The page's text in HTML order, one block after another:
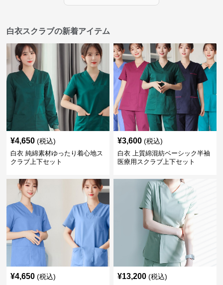
白衣スクラブの新着アイテム
¥4,650 (税込)
白衣 純綿素材ゆったり着心地ス
クラブ上下セット
¥3,600 (税込)
白衣 上質綿混紡ベーシック半袖
医療用スクラブ上下セット
¥4,650 (税込) ¥13,200 (税込)